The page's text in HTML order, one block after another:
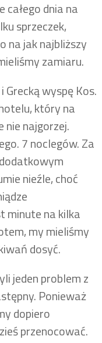
całego dnia na
sprzeczek,
na jak najbliższy
zamiaru.
Grecką wyspę Kos.
który na
nie najgorzej.
7 noclegów. Za
nieźle, choć
minute na kilka
my mieliśmy
dosyć.
jeden problem z
Ponieważ
dopiero
przenocować.